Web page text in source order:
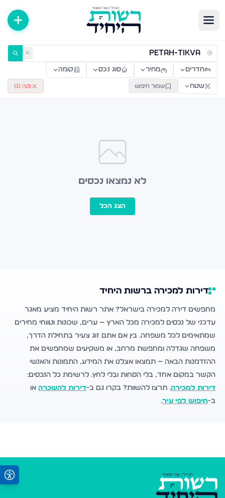
דירות למכירה ולהשכרה — רשות היחיד ✕
חדרים מחיר סוג נכס קומה
שטח שמור חיפוש נקה ( 1
)
לא נמצאו נכסים
הצג הכל
דירות למכירה ברשות היחיד
מחפשים דירה למכירה בישראל? אתר רשות היחיד מציע מאגר
עדכני של נכסים למכירה מכל הארץ — ערים, שכונות וטווחי מחירים
שמתאימים לכל משפחה. בין אם אתם זוג צעיר בתחילת הדרך,
משפחה שגדלה ומחפשת מרחב, או משקיעים שמחפשים את
ההזדמנות הבאה — תמצאו אצלנו את המידע, התמונות והאנשי
הקשר במקום אחד, בלי הסחות ובלי לחץ. לרשימת כל הנכסים:
דירות למכירה. תרצו להשוות? בקרו גם ב-דירות להשכרה או
ב-חיפוש לפי עיר.